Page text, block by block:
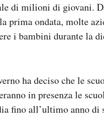
di milioni di giovani.
prima ondata, molte
i bambini durante la
ha deciso che le
in presenza le
fino all’ultimo anno